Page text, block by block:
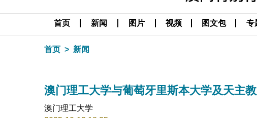
首页 新闻 图片 视频 图文包 专
首页 新闻
澳门理工大学与葡萄牙里斯本大学及天主
澳门理工大学